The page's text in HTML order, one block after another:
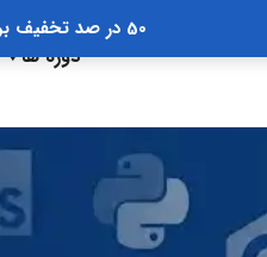
50 در صد تخفیف برای خرید بالای ۱۵۰ هزار تومان با کد off50
دوره ها